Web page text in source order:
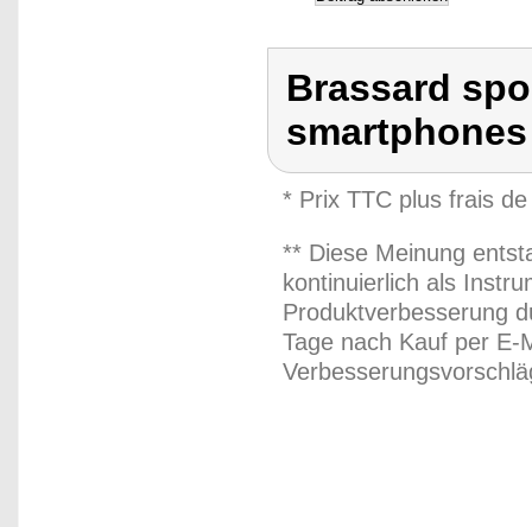
Brassard
* Prix TTC plus frais
** Diese Meinung
kontinuierlich als
Produktverbesserung
Tage nach Kauf per E-